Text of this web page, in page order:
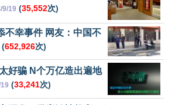
9/19 (35,552次)
不幸事件 网友：中国不
(652,926次)
好骗 N个万亿造出遍地
(33,241次)